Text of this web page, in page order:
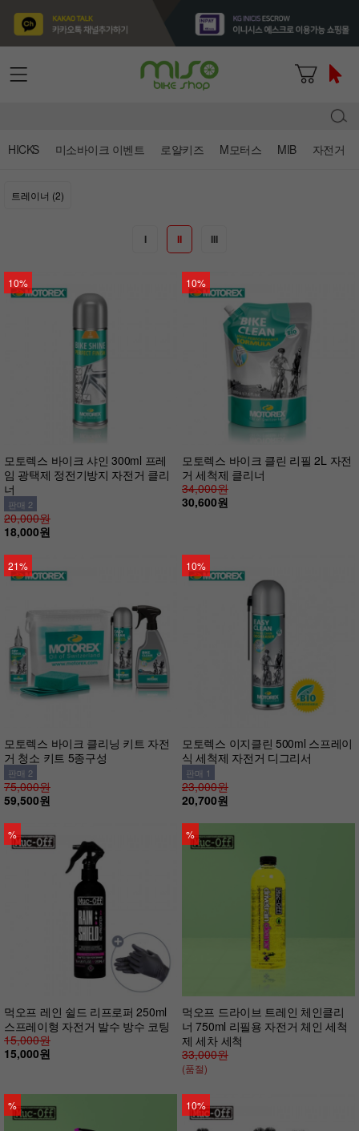
HICKS 미소바이크 이벤트 로얄키즈 M모터스 MIB 자전거
트레이너 (2)
I II III
10%
모토렉스 바이크 샤인 300ml 프레
임 광택제 정전기방지 자전거 클리
너
판매 2
20,000원
18,000원
10%
모토렉스 바이크 클린 리필 2L 자전
거 세척제 클리너
34,000원
30,600원
21%
모토렉스 바이크 클리닝 키트 자전
거 청소 키트 5종구성
판매 2
75,000원
59,500원
10%
모토렉스 이지클린 500ml 스프레이
식 세척제 자전거 디그리서
판매 1
23,000원
20,700원
%
먹오프 레인 쉴드 리프로퍼 250ml
스프레이형 자전거 발수 방수 코팅
15,000원
15,000원
%
먹오프 드라이브 트레인 체인클리
너 750ml 리필용 자전거 체인 세척
제 세차 세척
33,000원
(품절)
% 10%